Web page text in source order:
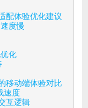
配体验优化建议
度慢
化
移动端体验对比
速度
互逻辑